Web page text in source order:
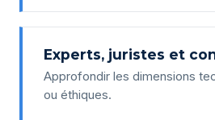
Experts, juristes et
Approfondir les dimensions
ou éthiques.